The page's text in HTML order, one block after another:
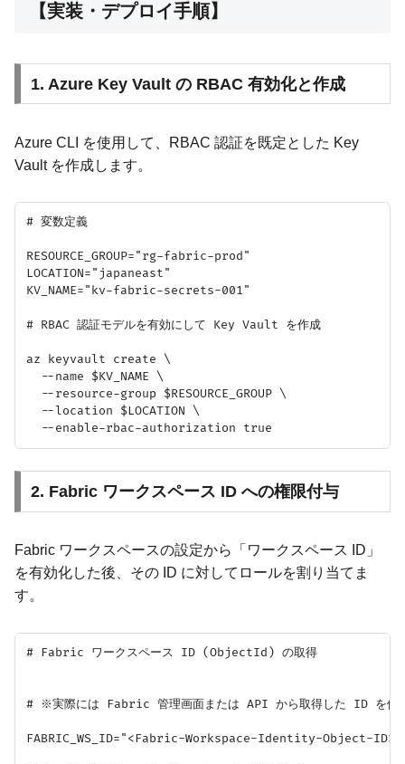
【実装・デプロイ手順】
1. Azure Key Vault の RBAC 有効化と作成
Azure CLI を使用して、RBAC 認証を既定とした Key
Vault を作成します。
# 変数定義
RESOURCE_GROUP="rg-fabric-prod"
LOCATION="japaneast"
KV_NAME="kv-fabric-secrets-001"
# RBAC 認証モデルを有効にして Key Vault を作成
az keyvault create \
  --name $KV_NAME \
  --resource-group $RESOURCE_GROUP \
  --location $LOCATION \
2. Fabric ワークスペース ID への権限付与
Fabric ワークスペースの設定から「ワークスペース ID」
を有効化した後、その ID に対してロールを割り当てま
す。
# Fabric ワークスペース ID (ObjectId) の取得
# ※実際には Fabric 管理画面または API から取得した ID を使
FABRIC_WS_ID="<Fabric-Workspace-Identity-Object-ID>"